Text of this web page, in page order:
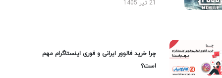
چرا خرید فالوور ایرانی و فوری اینستاگرام مهم
است؟